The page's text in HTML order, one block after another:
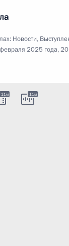
Новости,
2025 года,
11м 11м